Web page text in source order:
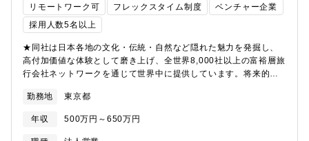
リモートワーク可 フレックスタイム制度
ベンチャー企業
採用人数5名以上
★同社は日本各地の文化・伝統・自然など隠れた魅力を発掘し、
高付加価値な体験として磨き上げ、全世界8,000社以上の富裕層旅
行会社ネットワークを通じて世界中に提供しています。将来的な
社とのアライアンス営業を軸に、旅の企画設計から実施品質の管
理、アフターフォローまでを一気通貫で担っていただきます。
【募集背景】海外事業の強化に伴い組織強化をおこないたく募集
をおこなっております。【具体的な業務】●海外営業・アライアン
勤務地 東京都
年収 500万円～650万円